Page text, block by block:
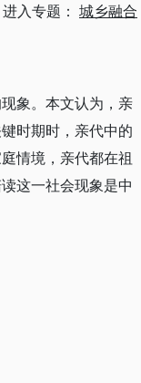
进入专题： 城乡融合
象。本文认为，亲
时期时，亲代中的
情境，亲代都在祖
这一社会现象是中